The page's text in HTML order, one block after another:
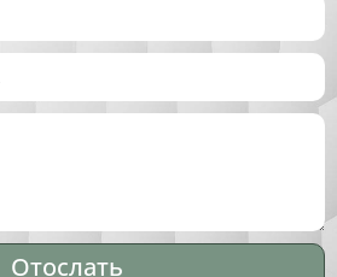
Отослать